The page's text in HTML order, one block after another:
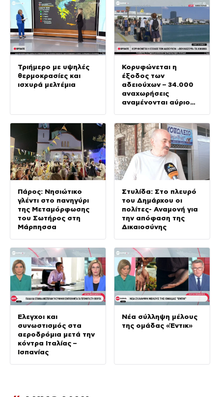
Τριήμερο με υψηλές
θερμοκρασίες και
ισχυρά μελτέμια
Κορυφώνεται η
έξοδος των
αδειούχων – 34.000
αναχωρήσεις
αναμένονται αύριο
Πάρος: Νησιώτικο
γλέντι στο πανηγύρι
της Μεταμόρφωσης
του Σωτήρος στη
Μάρπησσα
Στυλίδα: Στο πλευρό
του Δημάρχου οι
πολίτες- Αναμονή για
την απόφαση της
Δικαιοσύνης
Έλεγχοι και
συνωστισμός στα
αεροδρόμια μετά την
κόντρα Ιταλίας –
Ισπανίας
Νέα σύλληψη μέλους
της ομάδας «Έντικ»